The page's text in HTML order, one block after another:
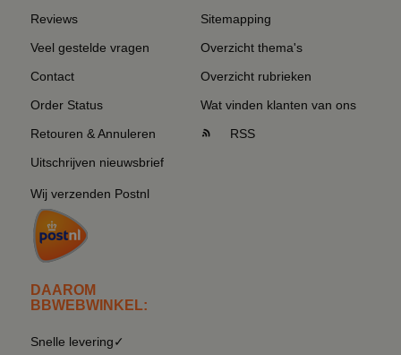
Reviews
Veel gestelde vragen
Contact
Order Status
Retouren & Annuleren
Uitschrijven nieuwsbrief
Wij verzenden Postnl
DAAROM
BBWEBWINKEL:
Snelle levering✓
Sitemapping
Overzicht thema's
Overzicht rubrieken
Wat vinden klanten van ons
RSS